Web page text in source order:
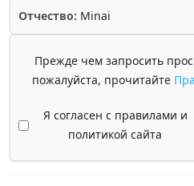
Отчество: Minai
Прежде чем запросить
пожалуйста, прочитайте
Я согласен с правилами и
политикой сайта